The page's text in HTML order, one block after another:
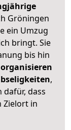
Gröningen
ein Umzug
bringt. Sie
bis hin
organisieren
,
dafür, dass
Zielort in